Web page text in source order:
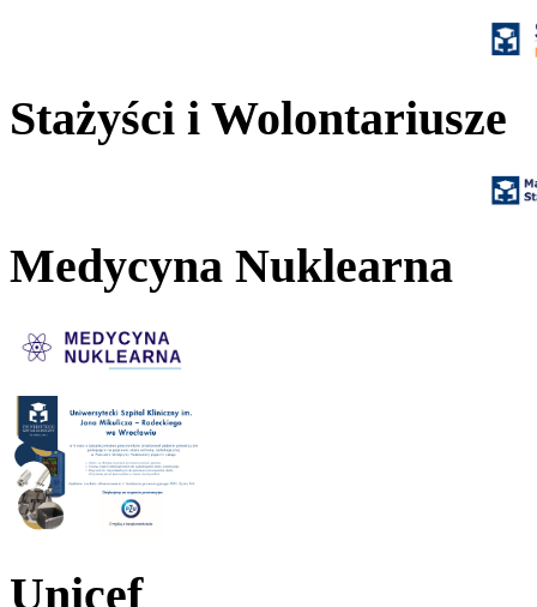
Stażyści i Wolontariusze
Medycyna Nuklearna
Unicef